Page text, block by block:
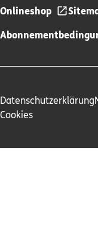
Onlineshop
Datenschutzerklärung
Cookies